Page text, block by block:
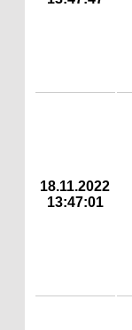
18.11.2022
13:47:01